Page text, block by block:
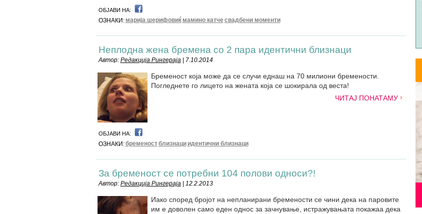
ОБЈАВИ НА:
ОЗНАКИ: марија шерифовиќ мамино катчесвадбени моменти
Неплодна жена бремена со 2 пара идентични близнаци
Автор: Редакција Рингераја| 7.10.2014
Бременост која може да се случи еднаш на 70 милиони бремености.
Погледнете го лицето на жената која се шокирала од веста!
ЧИТАЈ ПОНАТАМУ
ОБЈАВИ НА:
ОЗНАКИ:бременостблизнаци идентични близнаци
За бременост се потребни 104 полови односи?!
Автор: Редакција Рингераја| 12.2.2013
Иако според бројот на непланирани бремености се чини дека на паровите
им е доволен само еден однос за зачнување, истражувањата покажаа дека